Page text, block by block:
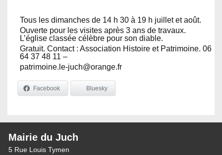
Tous les dimanches de 14 h 30 à 19 h juillet et août.
Ouverte pour les visites après 3 ans de travaux.
L’église classée célèbre pour son diable.
Gratuit. Contact : Association Histoire et Patrimoine. 06
64 37 48 11 –
patrimoine.le-juch@orange.fr
Facebook Bluesky
Mairie du Juch
5 Rue Louis Tymen